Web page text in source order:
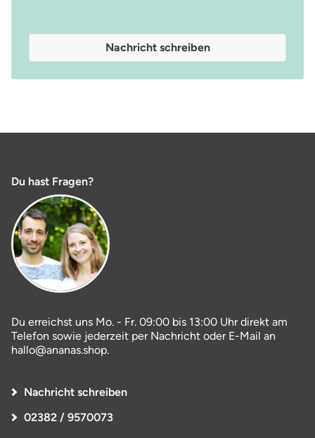
Nachricht schreiben
Du hast Fragen?
Du erreichst uns Mo. - Fr. 09:00 bis 13:00 Uhr direkt am
Telefon sowie jederzeit per Nachricht oder E-Mail an
hallo@ananas.shop.
Nachricht schreiben
02382 / 9570073